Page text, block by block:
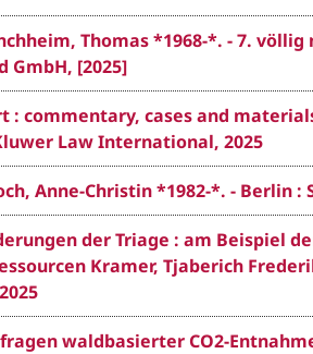
Thomas *1968-*. - 7.
GmbH, [2025]
: commentary, cases and
Law International, 2025
Anne-Christin *1982-*. - Berlin :
der Triage : am Beispiel
Kramer, Tjaberich
waldbasierter CO2-